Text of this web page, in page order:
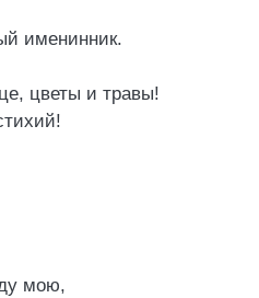
именинник.
цветы и травы!
мою,